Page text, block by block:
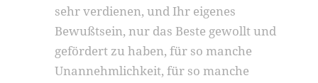
sehr verdienen, und Ihr eigenes
Bewußtsein, nur das Beste gewollt und
gefördert zu haben, für so manche
Unannehmlichkeit, für so manche